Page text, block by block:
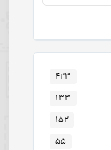
۴۲۳
۱۳۳
۱۵۲
۵۵